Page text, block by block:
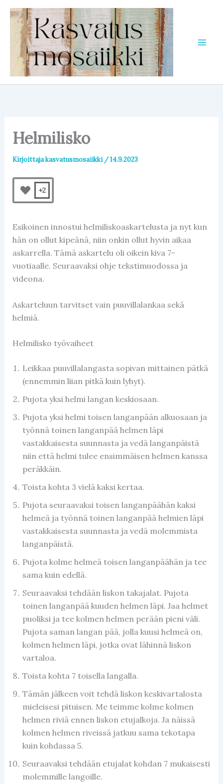
Siirry
sisältöön
Helmilisko
Kirjoittajakasvatusmosaiikki /14.9.2023
+2
Esikoinen innostui helmiliskoaskartelusta ja nyt kun
hän on ollut kipeänä, niin onkin ollut hyvin aikaa
askarrella. Tämä askartelu oli oikein kiva 7-
vuotiaalle. Seuraavaksi ohje tekstimuodossa ja
videona.
Askarteluun tarvitset vain puuvillalankaa sekä
helmiä.
Helmilisko työvaiheet
Leikkaa puuvillalangasta sopivan mittainen pätkä
(ennemmin liian pitkä kuin lyhyt).
Pujota yksi helmi langan keskiosaan.
Pujota yksi helmi toisen langanpään alkuosaan ja
työnnä toinen langanpää helmen läpi
vastakkaisesta suunnasta ja vedä langanpäistä
niin että helmi tulee ensimmäisen helmen kanssa
peräkkäin.
Toista kohta 3 vielä kaksi kertaa.
Pujota seuraavaksi toisen langanpäähän kaksi
helmeä ja työnnä toinen langanpää helmien läpi
vastakkaisesta suunnasta ja vedä molemmista
langanpäistä.
Pujota kolme helmeä toisen langanpäähän ja tee
sama kuin edellä.
Seuraavaksi tehdään liskon takajalat. Pujota
toinen langanpää kuuden helmen läpi. Jaa helmet
puoliksi ja tee kolmen helmen perään pieni väli.
Pujota saman langan pää, jolla kuusi helmeä on,
kolmen helmen läpi, jotka ovat lähinnä liskon
vartaloa.
Toista kohta 7 toisella langalla.
Tämän jälkeen voit tehdä liskon keskivartalosta
mieleisesi pituisen. Me teimme kolme kolmen
helmen riviä ennen liskon etujalkoja. Ja näissä
kolmen helmen riveissä jatkuu sama tekotapa
kuin kohdassa 5.
Seuraavaksi tehdään etujalat kohdan 7 mukaisesti
molemmille langoille.